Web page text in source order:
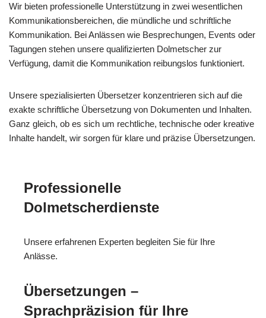
Wir bieten professionelle Unterstützung in zwei wesentlichen
Kommunikationsbereichen, die mündliche und schriftliche
Kommunikation. Bei Anlässen wie Besprechungen, Events oder
Tagungen stehen unsere qualifizierten Dolmetscher zur
Verfügung, damit die Kommunikation reibungslos funktioniert.
Unsere spezialisierten Übersetzer konzentrieren sich auf die
exakte schriftliche Übersetzung von Dokumenten und Inhalten.
Ganz gleich, ob es sich um rechtliche, technische oder kreative
Inhalte handelt, wir sorgen für klare und präzise Übersetzungen.
Professionelle
Dolmetscherdienste
Unsere erfahrenen Experten begleiten Sie für Ihre
Anlässe.
Übersetzungen –
Sprachpräzision für Ihre